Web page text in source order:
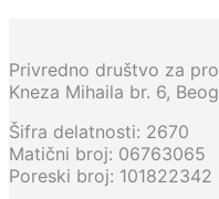
Privredno društvo za
Kneza Mihaila br. 6,
Šifra delatnosti: 2670
Matični broj: 06763065
Poreski broj: 101822342